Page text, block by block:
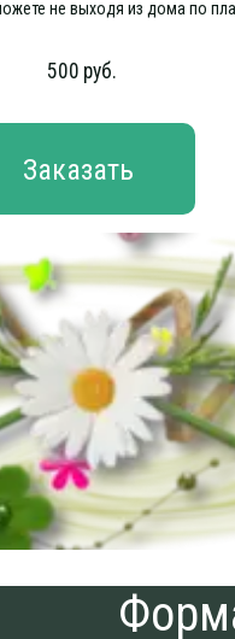
не выходя из дома по
500 руб.
Заказать